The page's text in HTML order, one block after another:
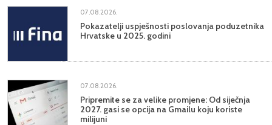
07.08.2026.
Pokazatelji uspješnosti poslovanja poduzetnika
Hrvatske u 2025. godini
07.08.2026.
Pripremite se za velike promjene: Od siječnja
2027. gasi se opcija na Gmailu koju koriste
milijuni